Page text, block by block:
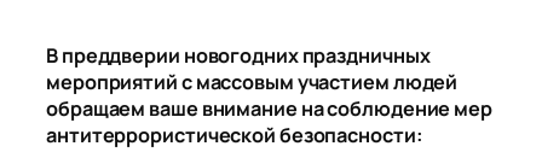
В преддверии новогодних праздничных
мероприятий с массовым участием людей
обращаем ваше внимание на соблюдение мер
антитеррористической безопасности: